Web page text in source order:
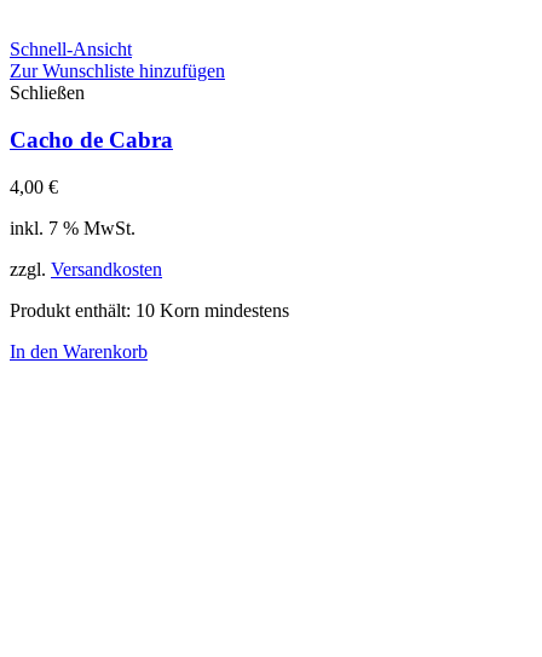
Schnell-Ansicht
Zur Wunschliste hinzufügen
Schließen
Cacho de Cabra
4,00 €
inkl. 7 % MwSt.
zzgl. Versandkosten
Produkt enthält: 10 Korn mindestens
In den Warenkorb